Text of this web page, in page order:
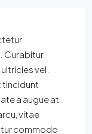
Curabitur
vel.
tincidunt
a augue at
vitae
commodo